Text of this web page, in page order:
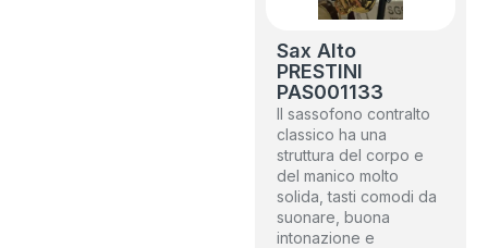
Sax Alto
PRESTINI
PAS001133
Il sassofono contralto
classico ha una
struttura del corpo e
del manico molto
solida, tasti comodi da
suonare, buona
intonazione e